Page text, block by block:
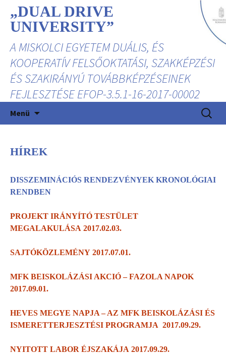
„DUAL DRIVE
UNIVERSITY”
A MISKOLCI EGYETEM DUÁLIS, ÉS
KOOPERATÍV FELSŐOKTATÁSI, SZAKKÉPZÉSI
ÉS SZAKIRÁNYÚ TOVÁBBKÉPZÉSEINEK
FEJLESZTÉSE EFOP-3.5.1-16-2017-00002
Menü Keresés:
HÍREK
DISSZEMINÁCIÓS RENDEZVÉNYEK KRONOLÓGIAI
RENDBEN
PROJEKT IRÁNYÍTÓ TESTÜLET
MEGALAKULÁSA 2017.02.03.
SAJTÓKÖZLEMÉNY 2017.07.01.
MFK BEISKOLÁZÁSI AKCIÓ – FAZOLA NAPOK
2017.09.01.
HEVES MEGYE NAPJA – AZ MFK BEISKOLÁZÁSI ÉS
ISMERETTERJESZTÉSI PROGRAMJA 2017.09.29.
NYITOTT LABOR ÉJSZAKÁJA 2017.09.29.